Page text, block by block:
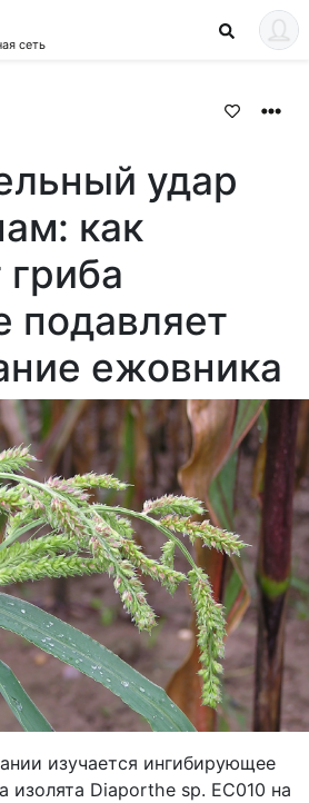
сеть
удар
как
гриба
подавляет
ежовника
изучается ингибирующее
изолята Diaporthe sp. EC010 на